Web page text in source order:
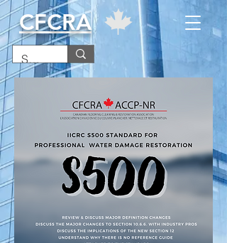
CFCRA